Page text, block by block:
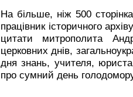
На більше, ніж 500
працівник історичного
цитати митрополита
церковних днів,
дня знань, учителя,
про сумний день